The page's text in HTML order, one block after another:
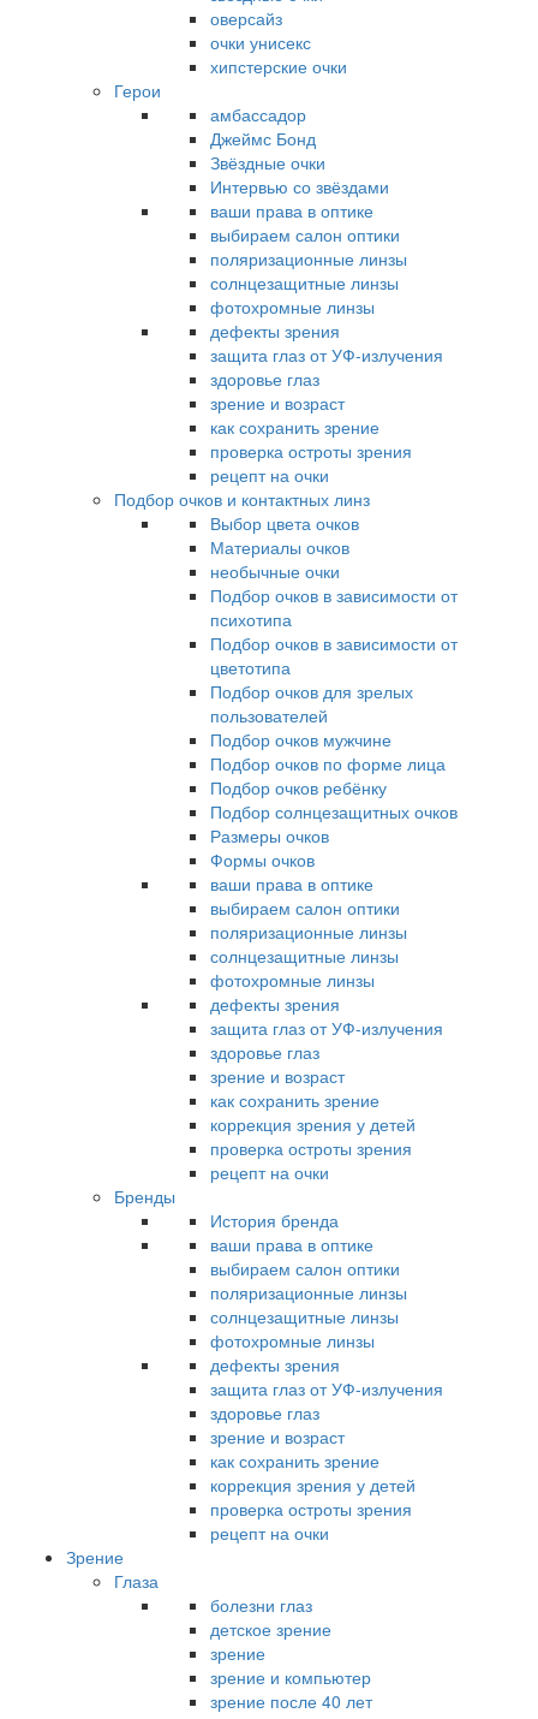
оверсайз
очки унисекс
хипстерские очки
Герои
амбассадор
Джеймс Бонд
Звёздные очки
Интервью со звёздами
ваши права в оптике
выбираем салон оптики
поляризационные линзы
солнцезащитные линзы
фотохромные линзы
дефекты зрения
защита глаз от УФ-излучения
здоровье глаз
зрение и возраст
как сохранить зрение
проверка остроты зрения
рецепт на очки
Подбор очков и контактных линз
Выбор цвета очков
Материалы очков
необычные очки
Подбор очков в зависимости от
психотипа
Подбор очков в зависимости от
цветотипа
Подбор очков для зрелых
пользователей
Подбор очков мужчине
Подбор очков по форме лица
Подбор очков ребёнку
Подбор солнцезащитных очков
Размеры очков
Формы очков
ваши права в оптике
выбираем салон оптики
поляризационные линзы
солнцезащитные линзы
фотохромные линзы
дефекты зрения
защита глаз от УФ-излучения
здоровье глаз
зрение и возраст
как сохранить зрение
коррекция зрения у детей
проверка остроты зрения
рецепт на очки
Бренды
История бренда
ваши права в оптике
выбираем салон оптики
поляризационные линзы
солнцезащитные линзы
фотохромные линзы
дефекты зрения
защита глаз от УФ-излучения
здоровье глаз
зрение и возраст
как сохранить зрение
коррекция зрения у детей
проверка остроты зрения
рецепт на очки
Зрение
Глаза
болезни глаз
детское зрение
зрение
зрение и компьютер
зрение после 40 лет